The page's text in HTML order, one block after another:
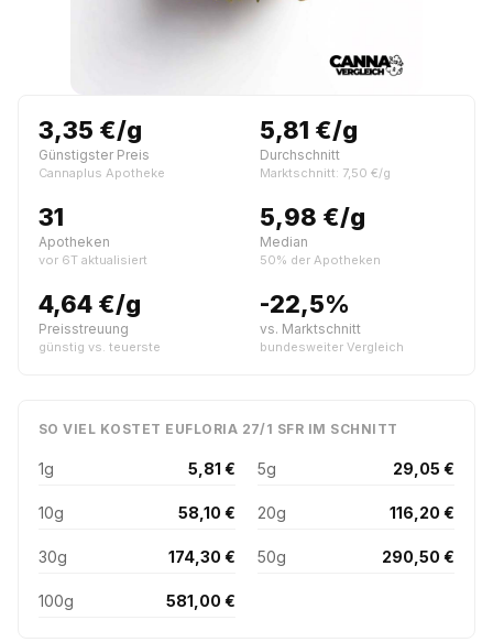
3,35 €/g
Günstigster Preis
Cannaplus Apotheke
5,81 €/g
Durchschnitt
Marktschnitt: 7,50 €/g
31
Apotheken
vor 6T aktualisiert
5,98 €/g
Median
50% der Apotheken
4,64 €/g
Preisstreuung
günstig vs. teuerste
-22,5%
vs. Marktschnitt
bundesweiter Vergleich
SO VIEL KOSTET EUFLORIA 27/1 SFR IM SCHNITT
1g 5,81 € 5g 29,05 €
10g 58,10 € 20g 116,20 €
30g 174,30 € 50g 290,50 €
100g 581,00 €